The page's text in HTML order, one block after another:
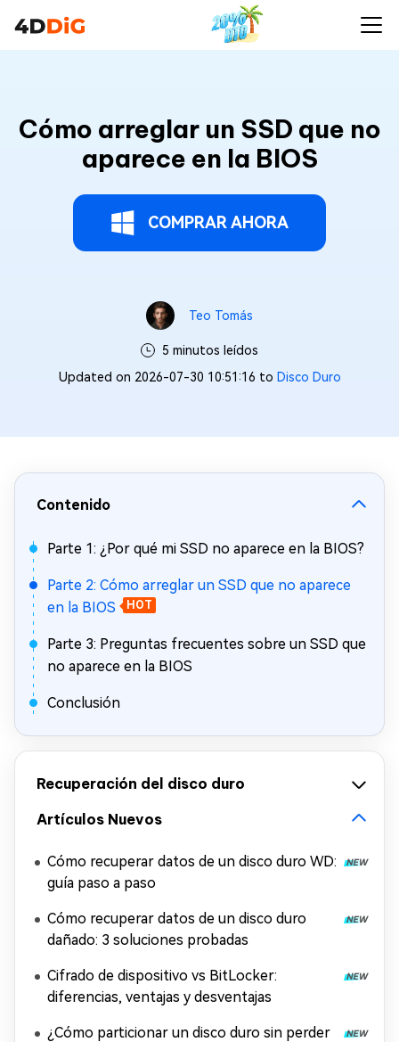
Cómo arreglar un SSD que no
aparece en la BIOS
COMPRAR AHORA
Teo Tomás
5 minutos leídos
Updated on 2026-07-30 10:51:16 to Disco Duro
Contenido
Parte 1: ¿Por qué mi SSD no aparece en la BIOS?
Parte 2: Cómo arreglar un SSD que no aparece
en la BIOS
HOT
Parte 3: Preguntas frecuentes sobre un SSD que
no aparece en la BIOS
Conclusión
Recuperación del disco duro
Artículos Nuevos
Cómo recuperar datos de un disco duro WD:
guía paso a paso
Cómo recuperar datos de un disco duro
dañado: 3 soluciones probadas
Cifrado de dispositivo vs BitLocker:
diferencias, ventajas y desventajas
¿Cómo particionar un disco duro sin perder